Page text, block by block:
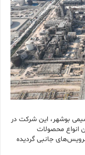
بوشهر، این شرکت در
حدود ۳ میلیون تن انواع محصولات
مترمکعب سرویس‌های جانبی گردیده